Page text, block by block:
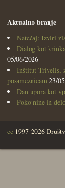
Aktualno branje
Natečaj: Izviri
Dialog kot
05/06/2026
Inštitut Trivelis,
posameznicam 23/
Dan upora kot
Pokojnine in
cc 1997-2026